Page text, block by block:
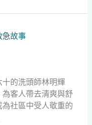
急故事
的洗頭師林明輝
為客人帶去清爽與舒
社區中受人敬重的